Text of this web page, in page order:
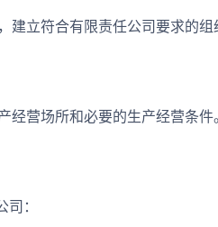
立符合有限责任公司要求的组
营场所和必要的生产经营条件
：